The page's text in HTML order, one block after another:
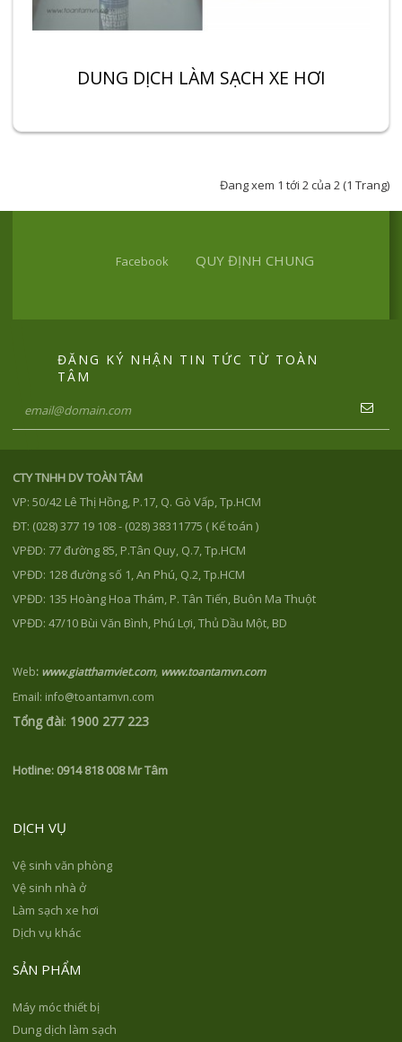
DUNG DỊCH LÀM SẠCH XE HƠI
Đang xem 1 tới 2 của 2 (1 Trang)
Facebook QUY ĐỊNH CHUNG
ĐĂNG KÝ NHẬN TIN TỨC TỪ TOÀN
TÂM
CTY TNHH DV TOÀN TÂM
VP: 50/42 Lê Thị Hồng, P.17, Q. Gò Vấp, Tp.HCM
ĐT: (028) 377 19 108 - (028) 38311775 ( Kế toán )
VPĐD: 77 đường 85, P.Tân Quy, Q.7, Tp.HCM
VPĐD: 128 đường số 1, An Phú, Q.2, Tp.HCM
VPĐD: 135 Hoàng Hoa Thám, P. Tân Tiến, Buôn Ma Thuột
VPĐD: 47/10 Bùi Văn Bình, Phú Lợi, Thủ Dầu Một, BD
Web: www.giatthamviet.com, www.toantamvn.com
Email: info@toantamvn.com
Tổng đài: 1900 277 223
Hotline: 0914 818 008 Mr Tâm
DỊCH VỤ
Vệ sinh văn phòng
Vệ sinh nhà ở
Làm sạch xe hơi
Dịch vụ khác
SẢN PHẨM
Máy móc thiết bị
Dung dịch làm sạch